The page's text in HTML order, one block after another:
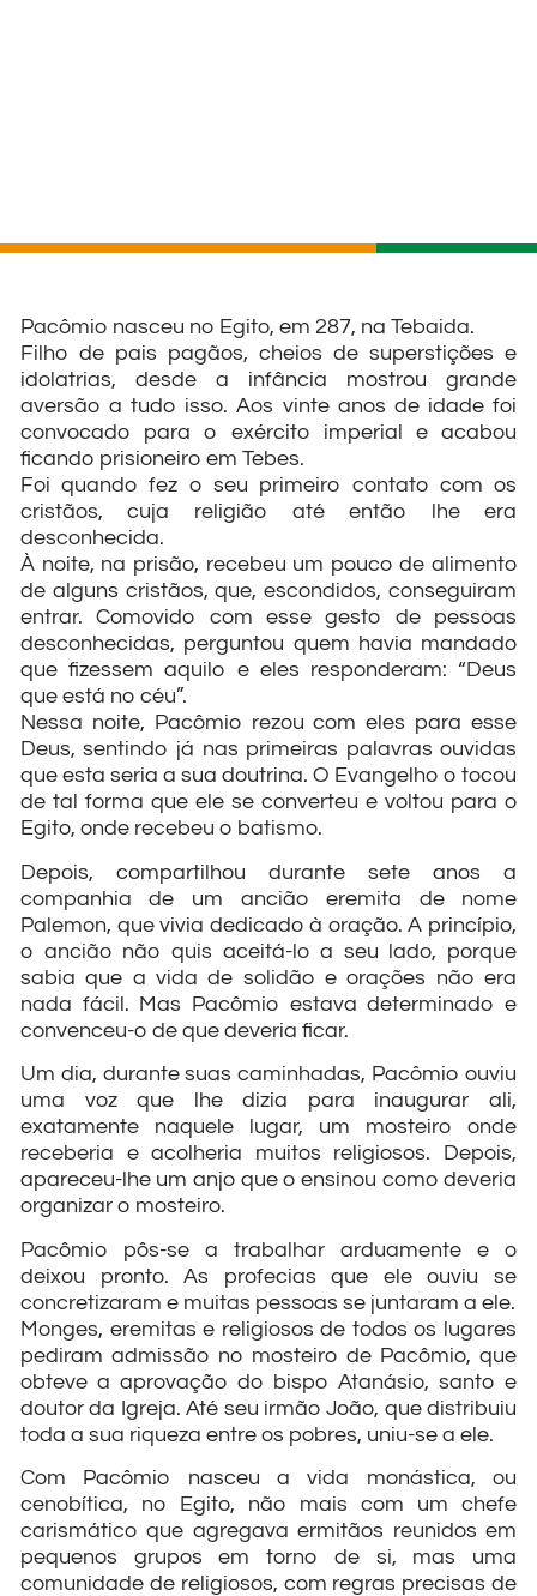
Pacômio nasceu no Egito, em 287, na Tebaida.
Filho de pais pagãos, cheios de superstições e
idolatrias, desde a infância mostrou grande
aversão a tudo isso. Aos vinte anos de idade foi
convocado para o exército imperial e acabou
ficando prisioneiro em Tebes.
Foi quando fez o seu primeiro contato com os
cristãos, cuja religião até então lhe era
desconhecida.
À noite, na prisão, recebeu um pouco de alimento
de alguns cristãos, que, escondidos, conseguiram
entrar. Comovido com esse gesto de pessoas
desconhecidas, perguntou quem havia mandado
que fizessem aquilo e eles responderam: “Deus
que está no céu”.
Nessa noite, Pacômio rezou com eles para esse
Deus, sentindo já nas primeiras palavras ouvidas
que esta seria a sua doutrina. O Evangelho o tocou
de tal forma que ele se converteu e voltou para o
Egito, onde recebeu o batismo.
Depois, compartilhou durante sete anos a
companhia de um ancião eremita de nome
Palemon, que vivia dedicado à oração. A princípio,
o ancião não quis aceitá-lo a seu lado, porque
sabia que a vida de solidão e orações não era
nada fácil. Mas Pacômio estava determinado e
convenceu-o de que deveria ficar.
Um dia, durante suas caminhadas, Pacômio ouviu
uma voz que lhe dizia para inaugurar ali,
exatamente naquele lugar, um mosteiro onde
receberia e acolheria muitos religiosos. Depois,
apareceu-lhe um anjo que o ensinou como deveria
organizar o mosteiro.
Pacômio pôs-se a trabalhar arduamente e o
deixou pronto. As profecias que ele ouviu se
concretizaram e muitas pessoas se juntaram a ele.
Monges, eremitas e religiosos de todos os lugares
pediram admissão no mosteiro de Pacômio, que
obteve a aprovação do bispo Atanásio, santo e
doutor da Igreja. Até seu irmão João, que distribuiu
toda a sua riqueza entre os pobres, uniu-se a ele.
Com Pacômio nasceu a vida monástica, ou
cenobítica, no Egito, não mais com um chefe
carismático que agregava ermitãos reunidos em
pequenos grupos em torno de si, mas uma
comunidade de religiosos, com regras precisas de